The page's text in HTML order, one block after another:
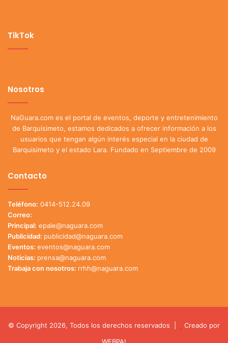
TikTok
Nosotros
NaGuara.com es el portal de eventos, deporte y entretenimiento
de Barquisimeto, estamos dedicados a ofrecer información a los
usuarios que tengan algún interés especial en la ciudad de
Barquisimeto y el estado Lara. Fundado en Septiembre de 2009
Contacto
Teléfono: 0414-512.24.09
Correo:
Principal: epale@naguara.com
Publicidad: publicidad@naguara.com
Eventos: eventos@naguara.com
Noticias: prensa@naguara.com
Trabaja con nosotros: rrhh@naguara.com
© Copyright 2026, Todos los derechos reservados |
Creado por